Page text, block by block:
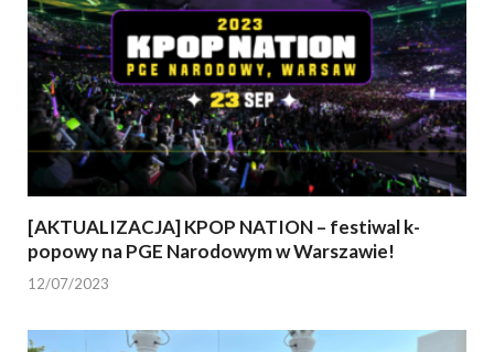
[AKTUALIZACJA] KPOP NATION – festiwal k-
popowy na PGE Narodowym w Warszawie!
12/07/2023